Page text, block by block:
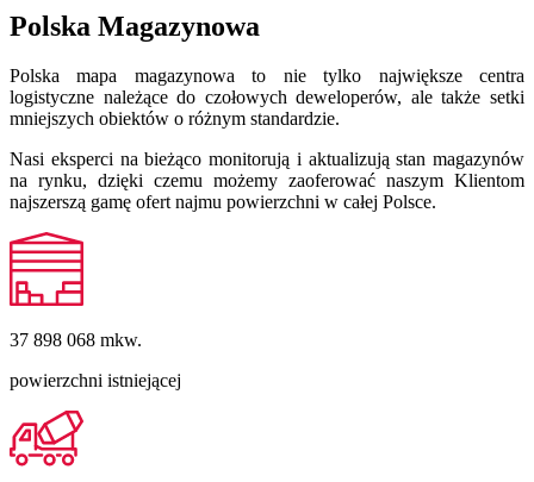
Polska Magazynowa
Polska mapa magazynowa to nie tylko największe centra
logistyczne należące do czołowych deweloperów, ale także setki
mniejszych obiektów o różnym standardzie.
Nasi eksperci na bieżąco monitorują i aktualizują stan magazynów
na rynku, dzięki czemu możemy zaoferować naszym Klientom
najszerszą gamę ofert najmu powierzchni w całej Polsce.
37 898 068 mkw.
powierzchni istniejącej